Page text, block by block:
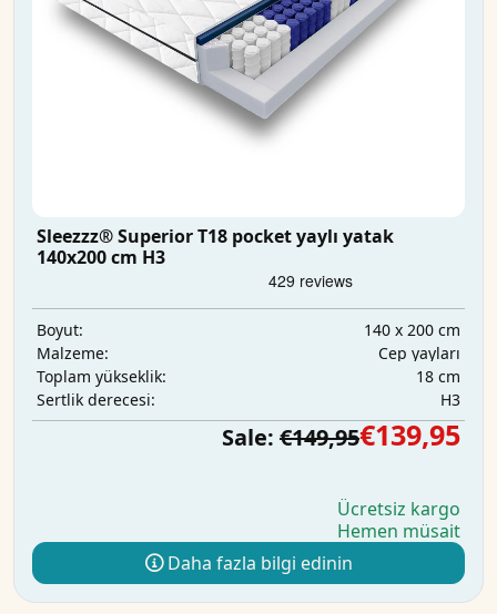
Sleezzz® Superior T18 pocket yaylı yatak
140x200 cm H3
Boyut:
140 x 200 cm
Malzeme:
Cep yayları
Toplam yükseklik:
18 cm
Sertlik derecesi:
H3
Sale: €149,95€139,95
Ücretsiz kargo
Hemen müsait
Daha fazla bilgi edinin